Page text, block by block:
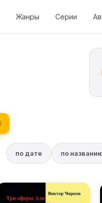
Жанры Серии
по дате по